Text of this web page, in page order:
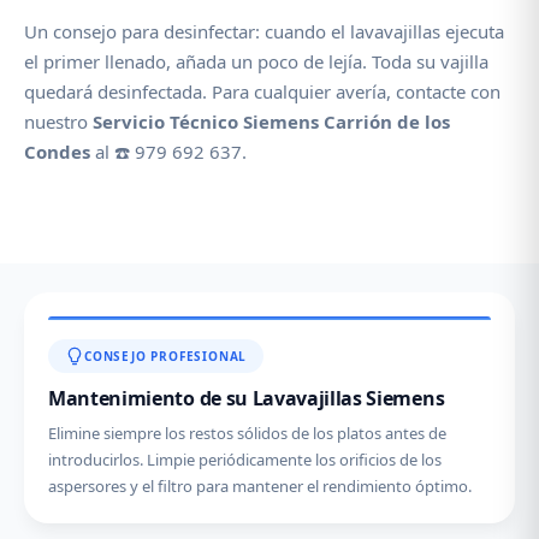
Un consejo para desinfectar: cuando el lavavajillas ejecuta
el primer llenado, añada un poco de lejía. Toda su vajilla
quedará desinfectada. Para cualquier avería, contacte con
nuestro Servicio Técnico Siemens Carrión de los
Condes al ☎️ 979 692 637.
CONSEJO PROFESIONAL
Mantenimiento de su Lavavajillas Siemens
Elimine siempre los restos sólidos de los platos antes de
introducirlos. Limpie periódicamente los orificios de los
aspersores y el filtro para mantener el rendimiento óptimo.